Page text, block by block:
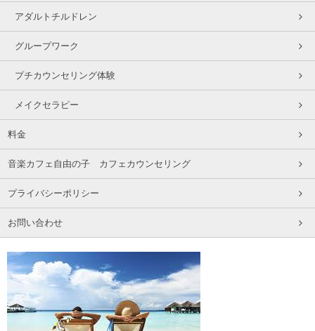
アダルトチルドレン
グループワーク
プチカウンセリング体験
メイクセラピー
料金
音楽カフェ自由の子 カフェカウンセリング
プライバシーポリシー
お問い合わせ